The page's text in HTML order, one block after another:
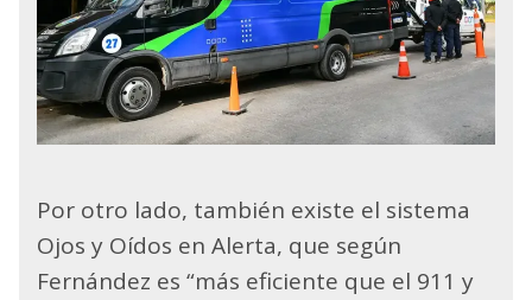
Por otro lado, también existe el sistema
Ojos y Oídos en Alerta, que según
Fernández es “más eficiente que el 911 y